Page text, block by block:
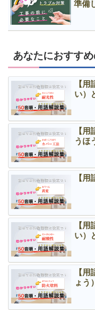
準備
あなたにおすす
【
い）
【
うほ
【
【
い）
【
ょう